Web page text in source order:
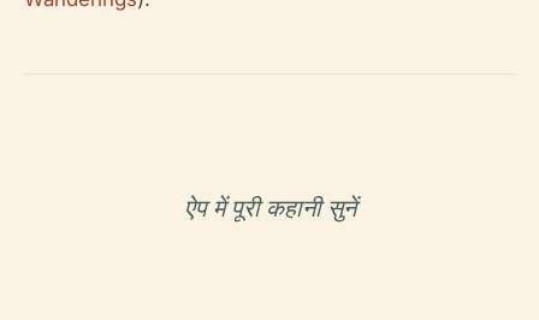
ऐप में पूरी कहानी सुनें